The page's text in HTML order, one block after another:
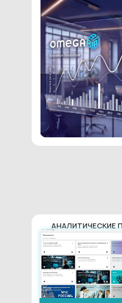
АНАЛИТИЧЕСКИЕ